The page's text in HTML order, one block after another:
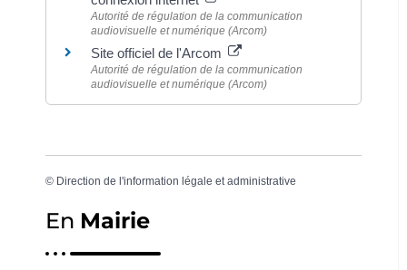
Autorité de régulation de la communication
audiovisuelle et numérique (Arcom)
Site officiel de l'Arcom
Autorité de régulation de la communication
audiovisuelle et numérique (Arcom)
© Direction de l'information légale et administrative
En Mairie